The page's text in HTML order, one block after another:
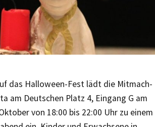
das Halloween-Fest lädt die Mitmach-
am Deutschen Platz 4, Eingang G am
von 18:00 bis 22:00 Uhr zu einem